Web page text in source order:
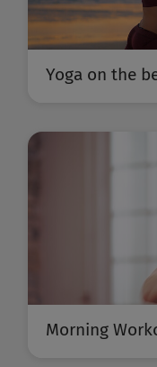
Yoga on the
Morning